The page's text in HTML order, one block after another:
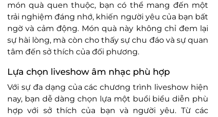
món quà quen thuộc, bạn có thể mang đến một
trải nghiệm đáng nhớ, khiến người yêu của bạn bất
ngờ và cảm động. Món quà này không chỉ đem lại
sự hài lòng, mà còn cho thấy sự chu đáo và sự quan
tâm đến sở thích của đối phương.
Lựa chọn liveshow âm nhạc phù hợp
Với sự đa dạng của các chương trình liveshow hiện
nay, bạn dễ dàng chọn lựa một buổi biểu diễn phù
hợp với sở thích của bạn và người yêu. Từ các